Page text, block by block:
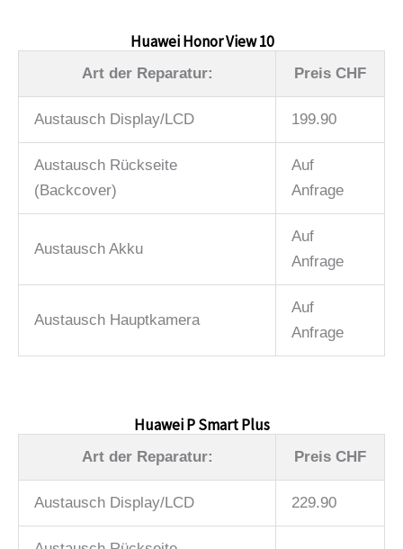
Huawei Honor View 10
Art der Reparatur: Preis CHF
Austausch Display/LCD 199.90
Austausch Rückseite
(Backcover)
Auf
Anfrage
Austausch Akku
Auf
Anfrage
Austausch Hauptkamera
Auf
Anfrage
Huawei P Smart Plus
Art der Reparatur: Preis CHF
Austausch Display/LCD 229.90